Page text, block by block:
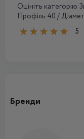
Оцініть
Профіль 40 /
5
Бренди